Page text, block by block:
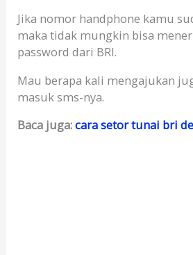
Jika nomor handphone kamu
maka tidak mungkin bisa
password dari BRI.
Mau berapa kali mengajukan
masuk sms-nya.
Baca juga:cara setor tunai bri